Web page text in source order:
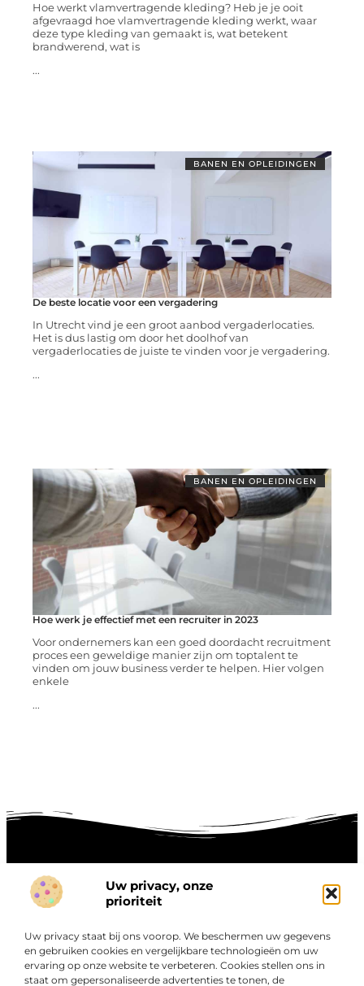
Uw privacy, onze
prioriteit
Uw privacy staat bij ons voorop. We beschermen uw gegevens
en gebruiken cookies en vergelijkbare technologieën om uw
ervaring op onze website te verbeteren. Cookies stellen ons in
staat om gepersonaliseerde advertenties te tonen, de
Hoe werkt vlamvertragende kleding? Heb je je ooit
afgevraagd hoe vlamvertragende kleding werkt, waar
deze type kleding van gemaakt is, wat betekent
brandwerend, wat is
...
BANEN EN OPLEIDINGEN
De beste locatie voor een vergadering
In Utrecht vind je een groot aanbod vergaderlocaties.
Het is dus lastig om door het doolhof van
vergaderlocaties de juiste te vinden voor je vergadering.
...
BANEN EN OPLEIDINGEN
Hoe werk je effectief met een recruiter in 2023
Voor ondernemers kan een goed doordacht recruitment
proces een geweldige manier zijn om toptalent te
vinden om jouw business verder te helpen. Hier volgen
enkele
...
Over
Bedrijf
“Ontdek een wereld van boeiende blogs en artikelen die
je zowel inspireren als informeren.”
Onze informatie